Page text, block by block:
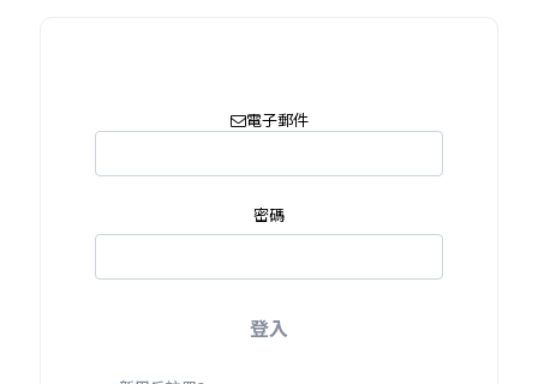
電子郵件
密碼
登入